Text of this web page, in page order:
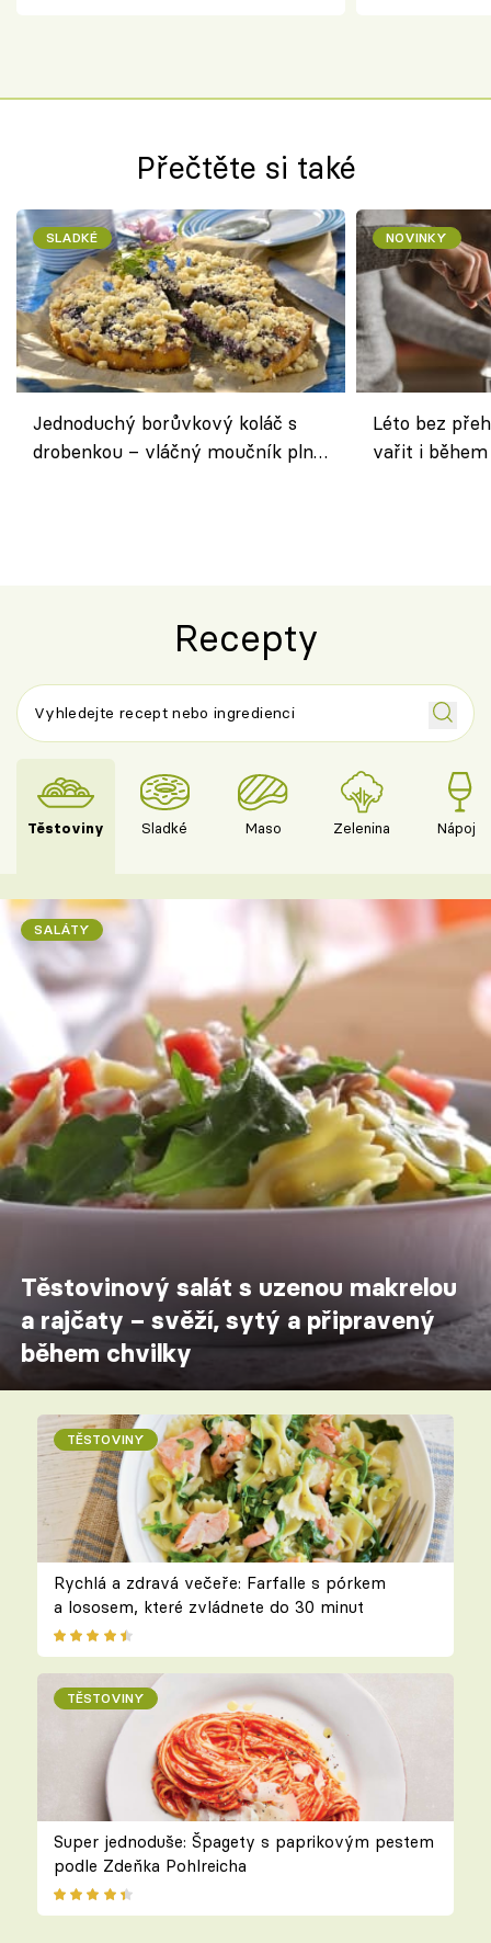
Přečtěte si také
SLADKÉ
Jednoduchý borůvkový koláč s
drobenkou – vláčný moučník plný
NOVINKY
Léto bez
vařit i
Recepty
Těstoviny Sladké Maso Zelenina Nápoje
SALÁTY
Těstovinový salát s uzenou makrelou
a rajčaty – svěží, sytý a připravený
během chvilky
TĚSTOVINY
Rychlá a zdravá večeře: Farfalle s pórkem
a lososem, které zvládnete do 30 minut
TĚSTOVINY
Super jednoduše: Špagety s paprikovým pestem
podle Zdeňka Pohlreicha